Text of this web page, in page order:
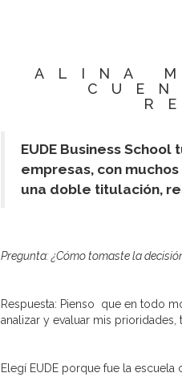
ALINA
EUDE Business
empresas, con
una doble titulación,
Pregunta: ¿Cómo tomaste la
Respuesta: Pienso que en todo
analizar y evaluar mis
Elegí EUDE porque fue la